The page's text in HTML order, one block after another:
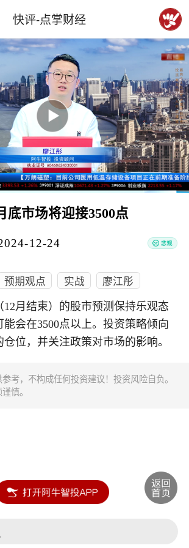
快评-点掌财经
底市场将迎接3500点
12-24
预期观点 实战 廖江彤
12月结束）的股市预测保持乐观态
会在3500点以上。投资策略倾向
位，并关注政策对市场的影响。
考，不构成任何投资建议！投资风险自负。
慎。